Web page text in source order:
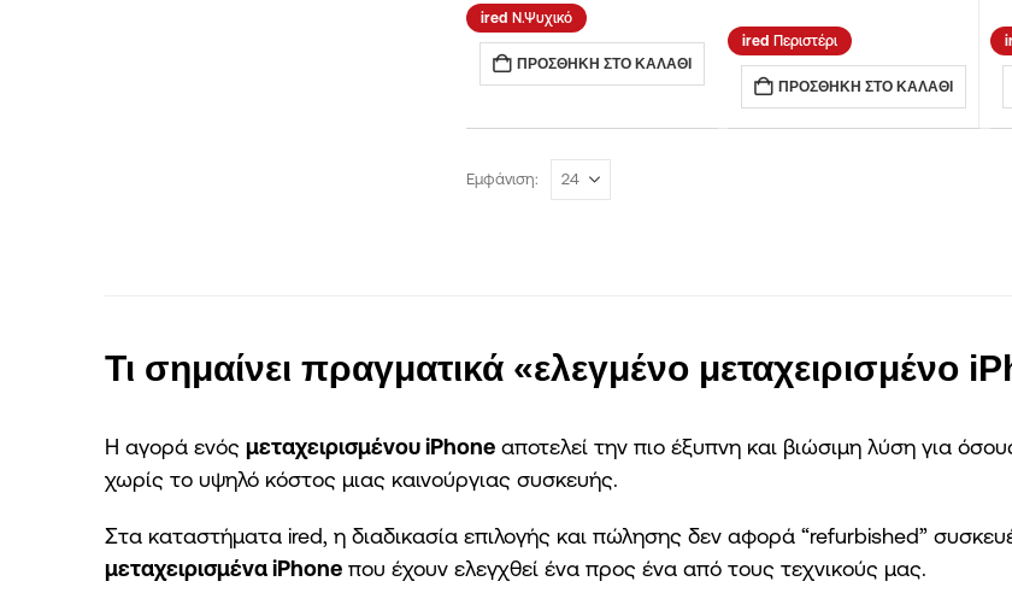
Ν.Ψυχικό
ΠΡΟΣΘΉΚΗ ΣΤΟ ΚΑΛΆΘΙ
Περιστέρι
ΠΡΟΣΘΉΚΗ ΣΤΟ ΚΑΛΆΘΙ
Εμφάνιση:
Τι σημαίνει πραγματικά «ελεγμένο μεταχειρισμένο
Η αγορά ενός μεταχειρισμένου iPhone αποτελεί την πιο έξυπνη και βιώσιμη λύση για
χωρίς το υψηλό κόστος μιας καινούργιας συσκευής.
Στα καταστήματα ired, η διαδικασία επιλογής και πώλησης δεν αφορά “refurbished”
μεταχειρισμένα iPhone που έχουν ελεγχθεί ένα προς ένα από τους τεχνικούς μας.